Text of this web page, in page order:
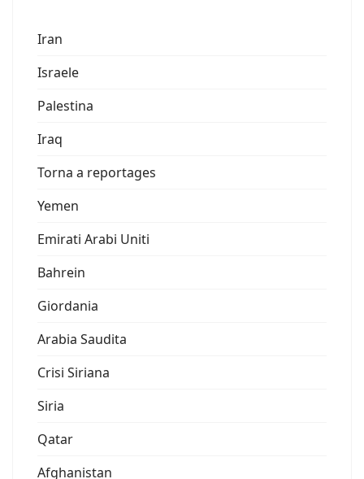
Iran
Israele
Palestina
Iraq
Torna a reportages
Yemen
Emirati Arabi Uniti
Bahrein
Giordania
Arabia Saudita
Crisi Siriana
Siria
Qatar
Afghanistan